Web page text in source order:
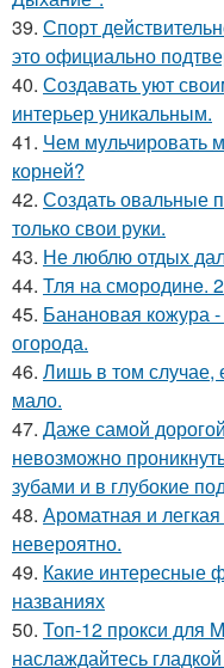
39. Спорт
это официально
40. Создавать уют
интерьер уникальным.
41. Чем мульчировать
корней?
42. Создать овальные
только свои руки.
43. Не люблю отдых
44. Тля на смoродинe.
45. Банановая кожура
огорода.
46. Лишь в том случае,
мало.
47. Даже самой
невозможно
зубами и в глубокие
48. Ароматная и
невероятно.
49. Какие интересные
названиях
50. Топ-12 прокси для
наслаждайтесь